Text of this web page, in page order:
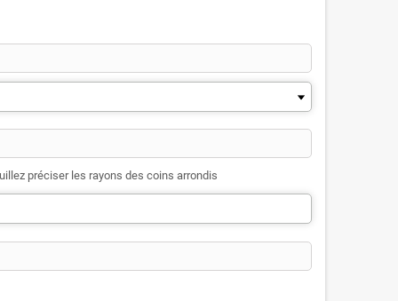
préciser les rayons des coins arrondis